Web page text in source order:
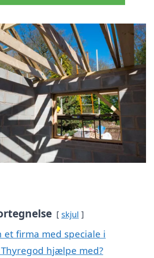
skjul
et firma med speciale i
hjælpe med?